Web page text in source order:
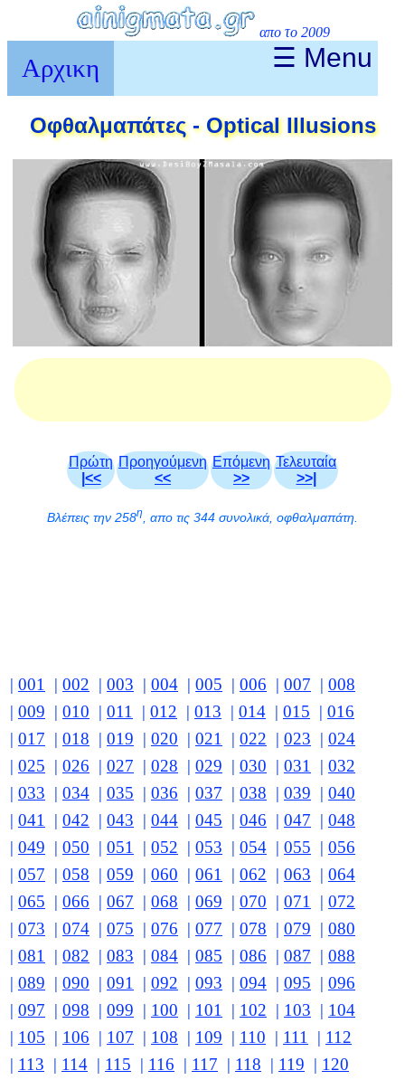
απο το 2009
Αρχικη ☰ Menu
Οφθαλμαπάτες - Optical Illusions
Πρώτη
|<<
Προηγούμενη
<<
Επόμενη
>>
Τελευταία
>>|
Βλέπεις την 258η , απο τις 344 συνολικά, οφθαλμαπάτη.
| 001 | 002 | 003 | 004 | 005 | 006 | 007 | 008
| 009 | 010 | 011 | 012 | 013 | 014 | 015 | 016
| 017 | 018 | 019 | 020 | 021 | 022 | 023 | 024
| 025 | 026 | 027 | 028 | 029 | 030 | 031 | 032
| 033 | 034 | 035 | 036 | 037 | 038 | 039 | 040
| 041 | 042 | 043 | 044 | 045 | 046 | 047 | 048
| 049 | 050 | 051 | 052 | 053 | 054 | 055 | 056
| 057 | 058 | 059 | 060 | 061 | 062 | 063 | 064
| 065 | 066 | 067 | 068 | 069 | 070 | 071 | 072
| 073 | 074 | 075 | 076 | 077 | 078 | 079 | 080
| 081 | 082 | 083 | 084 | 085 | 086 | 087 | 088
| 089 | 090 | 091 | 092 | 093 | 094 | 095 | 096
| 097 | 098 | 099 | 100 | 101 | 102 | 103 | 104
| 105 | 106 | 107 | 108 | 109 | 110 | 111 | 112
| 113 | 114 | 115 | 116 | 117 | 118 | 119 | 120